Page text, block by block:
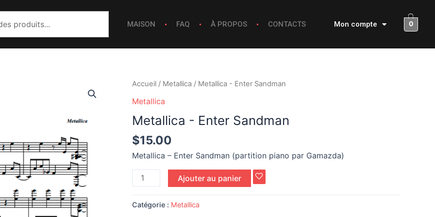
MAISON FAQ À PROPOS CONTACTS Mon compte 0
Accueil / Metallica / Metallica - Enter Sandman
Metallica
Metallica - Enter Sandman
$15.00
Metallica – Enter Sandman (partition piano par Gamazda)
quantité
de
-
Enter
Sandman
Ajouter au panier
Catégorie : Metallica